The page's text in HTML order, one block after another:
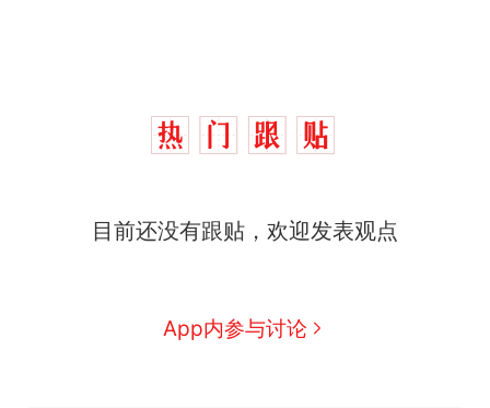
目前还没有跟贴，欢迎发表观点
App内参与讨论
人生
新 制裁瓜子饺子，美国怕什
么？